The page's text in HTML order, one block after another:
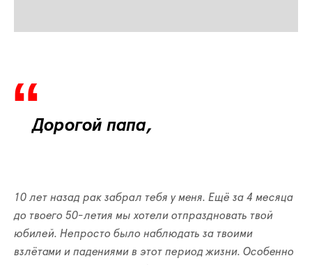
Дорогой папа,
10 лет назад рак забрал тебя у меня. Ещё за 4 месяца
до твоего 50-летия мы хотели отпраздновать твой
юбилей. Непросто было наблюдать за твоими
взлётами и падениями в этот период жизни. Особенно